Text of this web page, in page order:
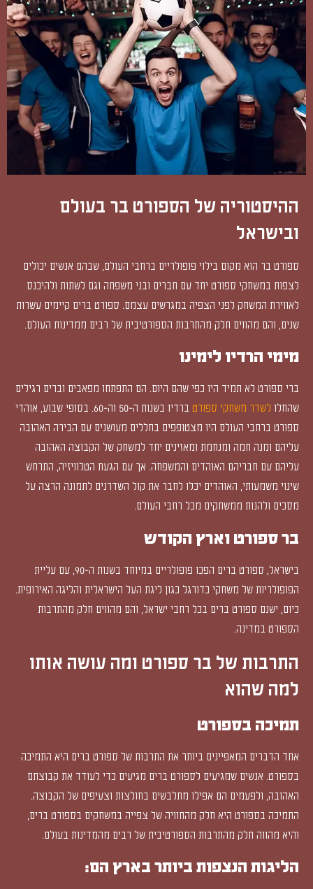
ההיסטוריה של הספורט בר בעולם
ובישראל
ספורט בר הוא מקום בילוי פופולריים ברחבי העולם, שבהם אנשים יכולים
לצפות במשחקי ספורט יחד עם חברים ובני משפחה וגם לשתות ולהיכנס
לאווירת המשחק לפני הצפיה במגרשים עצמם. ספורט ברים קיימים עשרות
שנים, והם מהווים חלק מהתרבות הספורטיבית של רבים ממדינות העולם.
מימי הרדיו לימינו
ברי ספורט לא תמיד היו כפי שהם היום. הם התפתחו מפאבים וברים רגילים
שהחלו לשדר משחקי ספורט
ברדיו בשנות ה-50 וה-60. בסופי שבוע, אוהדי
ספורט ברחבי העולם היו מצטופפים בחללים מעושנים עם הבירה האהובה
עליהם ומנה חמה ומנחמת ומאזינים יחד למשחק של הקבוצה האהובה
עליהם עם חבריהם האוהדים והמשפחה. אך עם הגעת הטלוויזיה, התרחש
שינוי משמעותי, האוהדים יכלו לחבר את קול השדרנים לתמונה הרצה על
מסכים ולהנות ממשחקים מכל רחבי העולם.
בר ספורט וארץ הקודש
בישראל, ספורט ברים הפכו פופולריים במיוחד בשנות ה-90, עם עליית
הפופולריות של משחקי כדורגל כגון ליגת העל הישראלית והליגה האירופית.
כיום, ישנם ספורט ברים בכל רחבי ישראל, והם מהווים חלק מהתרבות
הספורט במדינה.
התרבות של בר ספורט ומה עושה אותו
למה שהוא
תמיכה בספורט
אחד הדברים המאפיינים ביותר את התרבות של ספורט ברים היא התמיכה
בספורט. אנשים שמגיעים לספורט ברים מגיעים כדי לעודד את קבוצתם
האהובה, ולפעמים הם אפילו מתלבשים בחולצות וצעיפים של הקבוצה.
התמיכה בספורט היא חלק מהחוויה של צפייה במשחקים בספורט ברים,
והיא מהווה חלק מהתרבות הספורטיבית של רבים מהמדינות בעולם.
הליגות הנצפות ביותר בארץ הם: